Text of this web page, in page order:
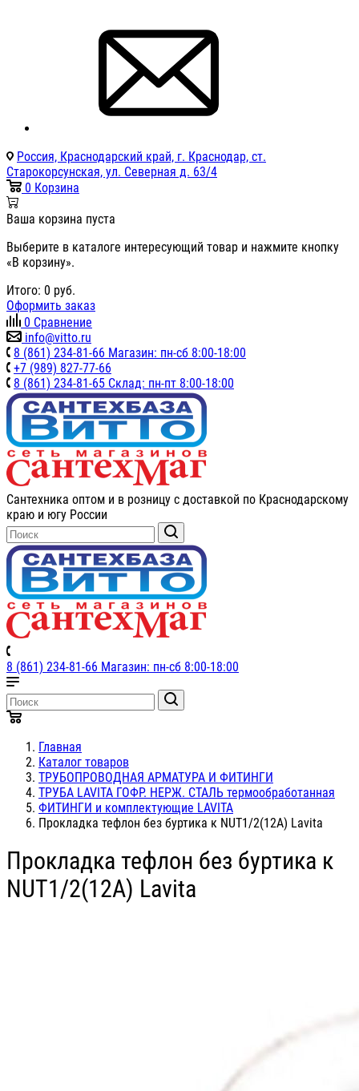
Россия, Краснодарский край, г. Краснодар, ст.
Старокорсунская, ул. Северная д. 63/4
0 Корзина
Ваша корзина пуста
Выберите в каталоге интересующий товар и нажмите кнопку
«В корзину».
Итого: 0 руб.
Оформить заказ
0 Сравнение
info@vitto.ru
8 (861) 234-81-66 Магазин: пн-сб 8:00-18:00
+7 (989) 827-77-66
8 (861) 234-81-65 Склад: пн-пт 8:00-18:00
Сантехника оптом и в розницу с доставкой по Краснодарскому
краю и югу России
8 (861) 234-81-66 Магазин: пн-сб 8:00-18:00
Главная
Каталог товаров
ТРУБОПРОВОДНАЯ АРМАТУРА И ФИТИНГИ
ТРУБА LAVITA ГОФР. НЕРЖ. СТАЛЬ термообработанная
ФИТИНГИ и комплектующие LAVITA
Прокладка тефлон без буртика к NUT1/2(12А) Lavita
Прокладка тефлон без буртика к
NUT1/2(12А) Lavita